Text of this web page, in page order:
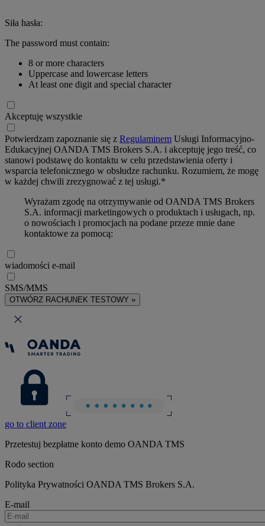
Siła hasła:
The password must contain:
8 or more characters
Uppercase and lowercase letters
At least one digit and special character
Akceptuję wszystkie
Potwierdzam zapoznanie się z Regulaminem Usługi Informacyjno-
Edukacyjnej OANDA TMS Brokers S.A. i akceptuję jego treść, co
stanowi podstawę do kontaktu w celu przedstawienia oferty i
wsparcia telefonicznego w obsłudze rachunku. Rozumiem, że mogę
w każdej chwili zrezygnować z tej usługi.*
Wyrażam zgodę na otrzymywanie od OANDA TMS Brokers
S.A. informacji marketingowych o produktach i usługach, np.
o nowościach i promocjach na podane przeze mnie dane
kontaktowe za pomocą:
wiadomości e-mail
SMS/MMS
OTWÓRZ RACHUNEK TESTOWY »
go to client zone
Przetestuj bezpłatne konto demo OANDA TMS
Rodo section
Polityka Prywatności OANDA TMS Brokers S.A.
E-mail